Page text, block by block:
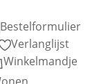
Bestelformulier
Verlanglijst
Winkelmandje